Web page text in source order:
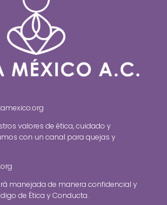
valores de ética, cuidado y
con un canal para quejas y
manejada de manera confidencial y
de Ética y Conducta.